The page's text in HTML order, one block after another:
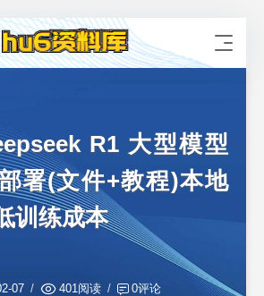
R1 大型模型
署(文件+教程)本地
训练成本
07
401阅读 0评论